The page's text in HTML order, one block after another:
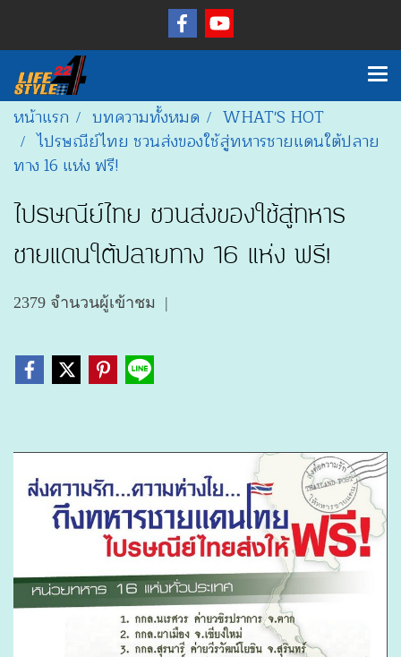
หน้าแรก บทความทั้งหมด
WHAT'S HOT
ไปรษณีย์ไทย ชวนส่งของใช้สู่ทหารชายแดนใต้ปลาย
ทาง 16 แห่ง ฟรี!
ไปรษณีย์ไทย ชวนส่งของใช้สู่ทหาร
ชายแดนใต้ปลายทาง 16 แห่ง ฟรี!
2379 จำนวนผู้เข้าชม |